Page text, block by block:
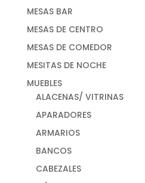
MESAS BAR
MESAS DE CENTRO
MESAS DE COMEDOR
MESITAS DE NOCHE
MUEBLES
ALACENAS/ VITRINAS
APARADORES
ARMARIOS
BANCOS
CABEZALES